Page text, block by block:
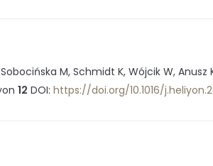
M, Schmidt K, Wójcik W, Anusz
12 DOI: https://doi.org/10.1016/